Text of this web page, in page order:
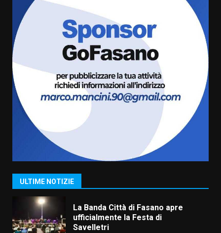
ULTIME NOTIZIE
Fasanese ferito a colpi di arma
da fuoco
6 Agosto 2026 18:13
Serie D, l’Us Fasano non molla e
conferma di voler ricorrere per
ottenere l’iscrizione
8 Agosto 2026 19:55
2
La Banda Città di Fasano apre
ufficialmente la Festa di
Savelletri in festa, domani sera
grande spettacolo con Uccio De
Santis